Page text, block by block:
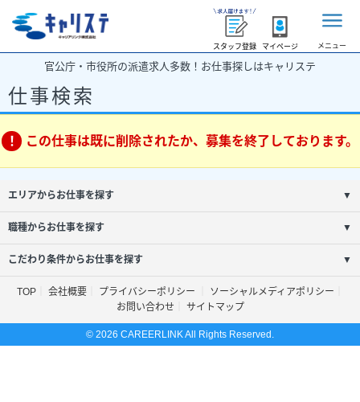
スタッフ登録 マイページ メニュー
官公庁・市役所の派遣求人多数！お仕事探しはキャリステ
仕事検索
この仕事は既に削除されたか、募集を終了しております。
エリアからお仕事を探す ▼
職種からお仕事を探す ▼
こだわり条件からお仕事を探す ▼
TOP 会社概要 プライバシーポリシー
ソーシャルメディアポリシー
お問い合わせ
サイトマップ
© 2026 CAREERLINK All Rights Reserved.